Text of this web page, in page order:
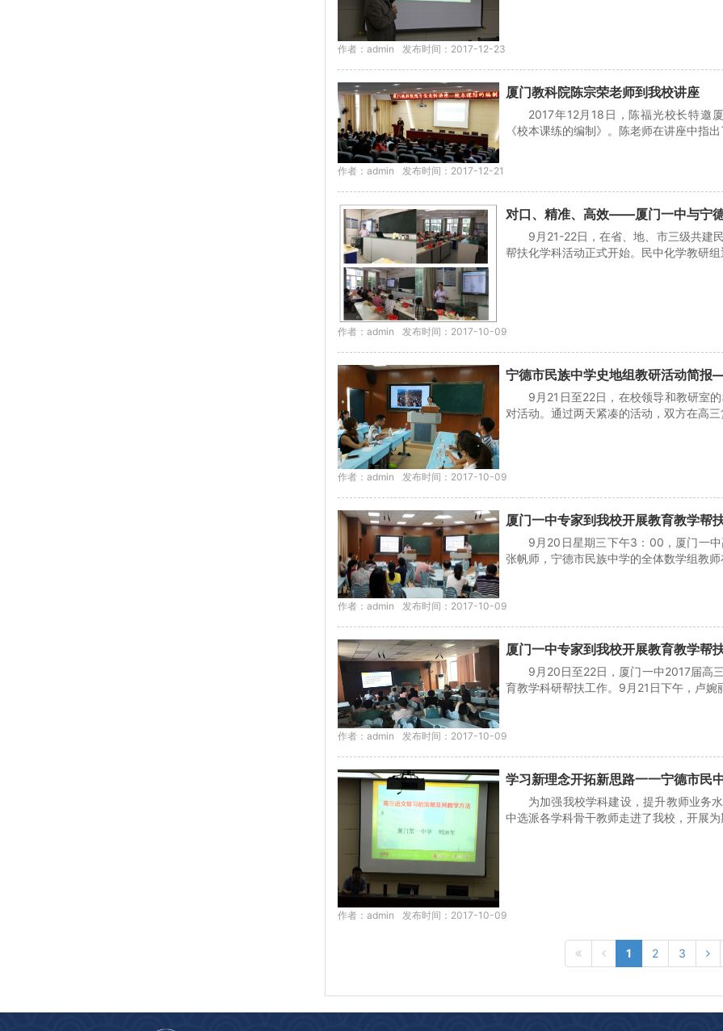
作者：admin 发布时间：2017-12-23
厦门教科院陈宗荣老师到我校讲座
2017年12月18日，陈福光校长特邀
《校本课练的编制》。陈老师在讲座中指
作者：admin 发布时间：2017-12-21
对口、精准、高效——厦门一中与宁
9月21-22日，在省、地、市三级共建
帮扶化学科活动正式开始。民中化学教研
作者：admin 发布时间：2017-10-09
宁德市民族中学史地组教研活动简
9月21日至22日，在校领导和教研室
对活动。通过两天紧凑的活动，双方在高
作者：admin 发布时间：2017-10-09
厦门一中专家到我校开展教育教学帮
9月20日星期三下午3：00，厦门一
张帆师，宁德市民族中学的全体数学组教
作者：admin 发布时间：2017-10-09
厦门一中专家到我校开展教育教学帮
9月20日至22日，厦门一中2017届高
育教学科研帮扶工作。9月21日下午，卢
作者：admin 发布时间：2017-10-09
学习新理念开拓新思路一一宁德市民
为加强我校学科建设，提升教师业务
中选派各学科骨干教师走进了我校，开展
作者：admin 发布时间：2017-10-09
1 2 3